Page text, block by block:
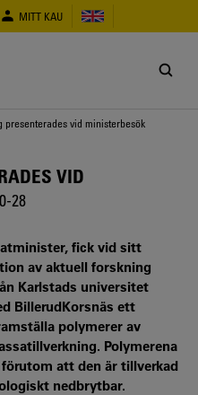
MITT KAU
presenterades vid ministerbesök
VID
28
fick vid sitt
av aktuell forskning
Karlstads universitet
BillerudKorsnäs ett
polymerer av
Polymerena
att den är tillverkad
nedbrytbar.